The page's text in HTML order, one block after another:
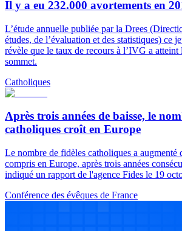
Il y a eu 232.000 avortements en
L’étude annuelle publiée par la Drees
études, de l’évaluation et des statistiques) ce
révèle que le taux de recours à l’IVG a atteint
sommet.
Catholiques
Après trois années de baisse, le
catholiques croît en Europe
Le nombre de fidèles catholiques a augmenté
compris en Europe, après trois années
indiqué un rapport de l'agence Fides le 19
Conférence des évêques de France